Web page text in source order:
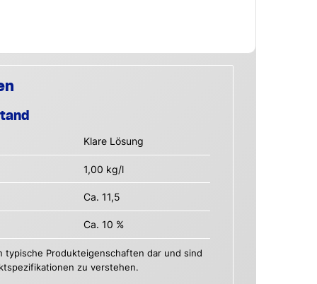
Klare Lösung
1,00 kg/l
Ca. 11,5
Ca. 10 %
typische Produkteigenschaften dar und sind
zu verstehen.